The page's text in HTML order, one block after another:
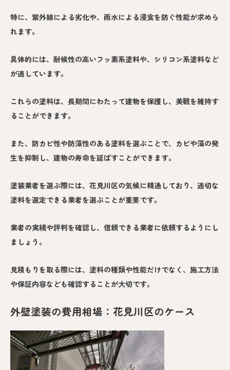
特に、紫外線による劣化や、雨水による浸食を防ぐ性能が求めら
れます。
具体的には、耐候性の高いフッ素系塗料や、シリコン系塗料など
が適しています。
これらの塗料は、長期間にわたって建物を保護し、美観を維持す
ることができます。
また、防カビ性や防藻性のある塗料を選ぶことで、カビや藻の発
生を抑制し、建物の寿命を延ばすことができます。
塗装業者を選ぶ際には、花見川区の気候に精通しており、適切な
塗料を選定できる業者を選ぶことが重要です。
業者の実績や評判を確認し、信頼できる業者に依頼するようにし
ましょう。
見積もりを取る際には、塗料の種類や性能だけでなく、施工方法
や保証内容なども確認することが大切です。
外壁塗装の費用相場：花見川区のケース